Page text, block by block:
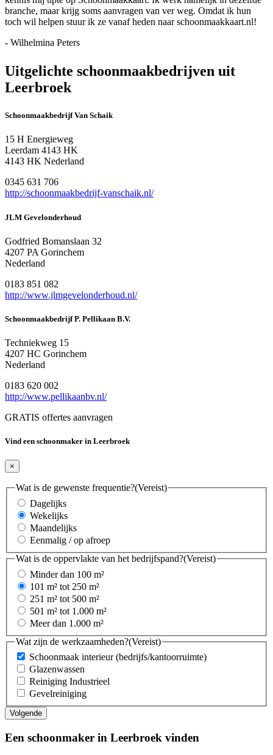
branche, maar krijg soms aanvragen van ver weg. Omdat ik hun
toch wil helpen stuur ik ze vanaf heden naar schoonmaakkaart.nl!
- Wilhelmina Peters
Uitgelichte schoonmaakbedrijven uit
Leerbroek
Schoonmaakbedrijf Van Schaik
15 H Energieweg
Leerdam 4143 HK
4143 HK Nederland
0345 631 706
http://schoonmaakbedrijf-vanschaik.nl/
JLM Gevelonderhoud
Godfried Bomanslaan 32
4207 PA Gorinchem
Nederland
0183 851 082
http://www.jlmgevelonderhoud.nl/
Schoonmaakbedrijf P. Pellikaan B.V.
Techniekweg 15
4207 HC Gorinchem
Nederland
0183 620 002
http://www.pellikaanbv.nl/
GRATIS offertes aanvragen
Vind een schoonmaker in Leerbroek
×
Wat is de gewenste frequentie?(Vereist)
Dagelijks
Wekelijks
Maandelijks
Eenmalig / op afroep
Wat is de oppervlakte van het bedrijfspand?(Vereist)
Minder dan 100 m²
101 m² tot 250 m²
251 m² tot 500 m²
501 m² tot 1.000 m²
Meer dan 1.000 m²
Wat zijn de werkzaamheden?(Vereist)
Schoonmaak interieur (bedrijfs/kantoorruimte)
Glazenwassen
Reiniging Industrieel
Gevelreiniging
Een schoonmaker in Leerbroek vinden